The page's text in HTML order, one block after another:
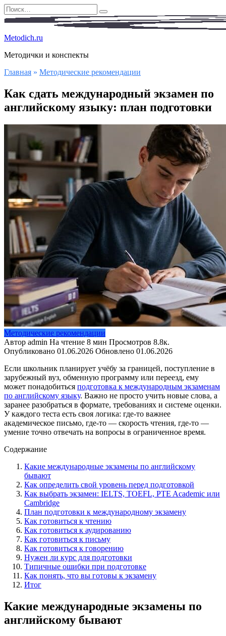
Перейти
к
Search
for:
Metodich.ru
Методички и конспекты
Главная » Методические рекомендации
Как сдать международный экзамен по
английскому языку: план подготовки
Методические рекомендации
Автор admin На чтение 8 мин Просмотров 8.8к.
Опубликовано 01.06.2026 Обновлено 01.06.2026
Если школьник планирует учёбу за границей, поступление в
зарубежный вуз, обменную программу или переезд, ему
может понадобиться подготовка к международным экзаменам
по английскому языку. Важно не просто учить новые слова, а
заранее разобраться в формате, требованиях и системе оценки.
У каждого теста есть своя логика: где-то важнее
академическое письмо, где-то — скорость чтения, где-то —
умение точно отвечать на вопросы в ограниченное время.
Содержание
Какие международные экзамены по английскому
бывают
Как определить свой уровень перед подготовкой
Как выбрать экзамен: IELTS, TOEFL, PTE Academic или
Cambridge
План подготовки к международному экзамену
Как готовиться к чтению
Как готовиться к аудированию
Как готовиться к письму
Как готовиться к говорению
Нужен ли курс для подготовки
Типичные ошибки при подготовке
Как понять, что вы готовы к экзамену
Итог
Какие международные экзамены по
английскому бывают